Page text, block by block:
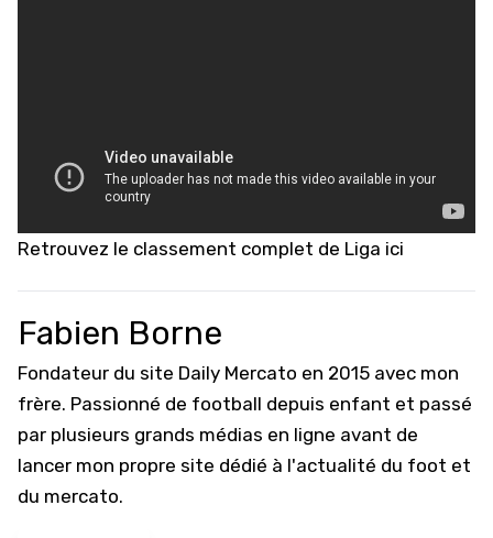
Retrouvez le classement complet de Liga ici
Fabien Borne
Fondateur du site Daily Mercato en 2015 avec mon
frère. Passionné de football depuis enfant et passé
par plusieurs grands médias en ligne avant de
lancer mon propre site dédié à l'actualité du foot et
du mercato.